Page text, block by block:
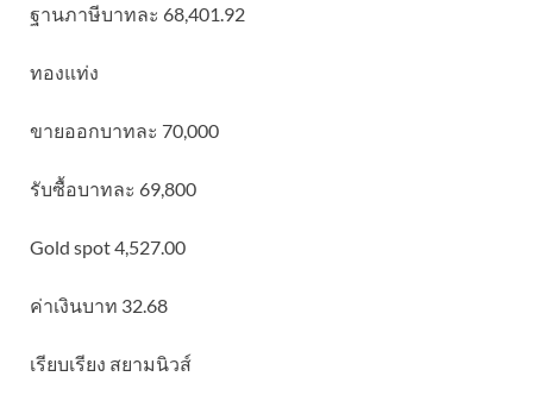
ฐานภาษีบาทละ 68,401.92
ทองแท่ง
ขายออกบาทละ 70,000
รับซื้อบาทละ 69,800
Gold spot 4,527.00
ค่าเงินบาท 32.68
เรียบเรียง สยามนิวส์